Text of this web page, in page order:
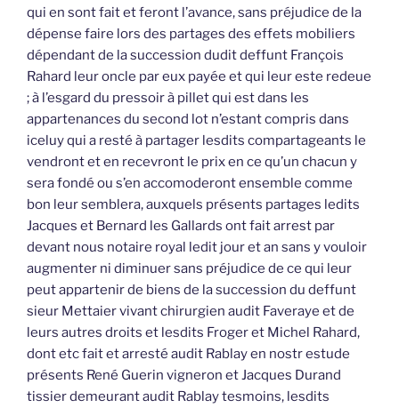
qui en sont fait et feront l’avance, sans préjudice de la
dépense faire lors des partages des effets mobiliers
dépendant de la succession dudit deffunt François
Rahard leur oncle par eux payée et qui leur este redeue
; à l’esgard du pressoir à pillet qui est dans les
appartenances du second lot n’estant compris dans
iceluy qui a resté à partager lesdits compartageants le
vendront et en recevront le prix en ce qu’un chacun y
sera fondé ou s’en accomoderont ensemble comme
bon leur semblera, auxquels présents partages ledits
Jacques et Bernard les Gallards ont fait arrest par
devant nous notaire royal ledit jour et an sans y vouloir
augmenter ni diminuer sans préjudice de ce qui leur
peut appartenir de biens de la succession du deffunt
sieur Mettaier vivant chirurgien audit Faveraye et de
leurs autres droits et lesdits Froger et Michel Rahard,
dont etc fait et arresté audit Rablay en nostr estude
présents René Guerin vigneron et Jacques Durand
tissier demeurant audit Rablay tesmoins, lesdits